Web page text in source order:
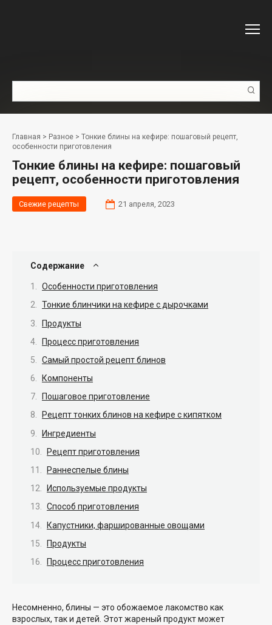
Главная > Разное > Тонкие блины на кефире: пошаговый рецепт,
особенности приготовления
Тонкие блины на кефире: пошаговый
рецепт, особенности приготовления
Свежие рецепты 21 апреля, 2023
Содержание
Особенности приготовления
Тонкие блинчики на кефире с дырочками
Продукты
Процесс приготовления
Самый простой рецепт блинов
Компоненты
Пошаговое приготовление
Рецепт тонких блинов на кефире с кипятком
Ингредиенты
Рецепт приготовления
Раннеспелые блины
Используемые продукты
Способ приготовления
Капустники, фаршированные овощами
Продукты
Процесс приготовления
Несомненно, блины — это обожаемое лакомство как
взрослых, так и детей. Этот жареный продукт может